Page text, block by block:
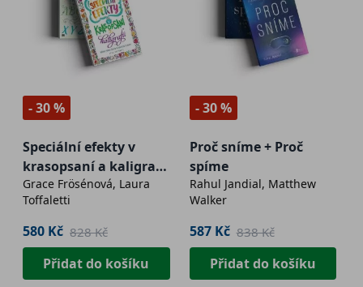
- 30 %
Speciální efekty v
krasopsaní a kaligrafii
+ Kreativní
písmomalba
Grace Frösénová, Laura
Toffaletti
580 Kč 828 Kč
Přidat do košíku
- 30 %
Proč sníme + Proč
spíme
Rahul Jandial, Matthew
Walker
587 Kč 838 Kč
Přidat do košíku